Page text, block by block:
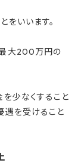
をいいます。
大200万円の
少なくすること
遇を受けること